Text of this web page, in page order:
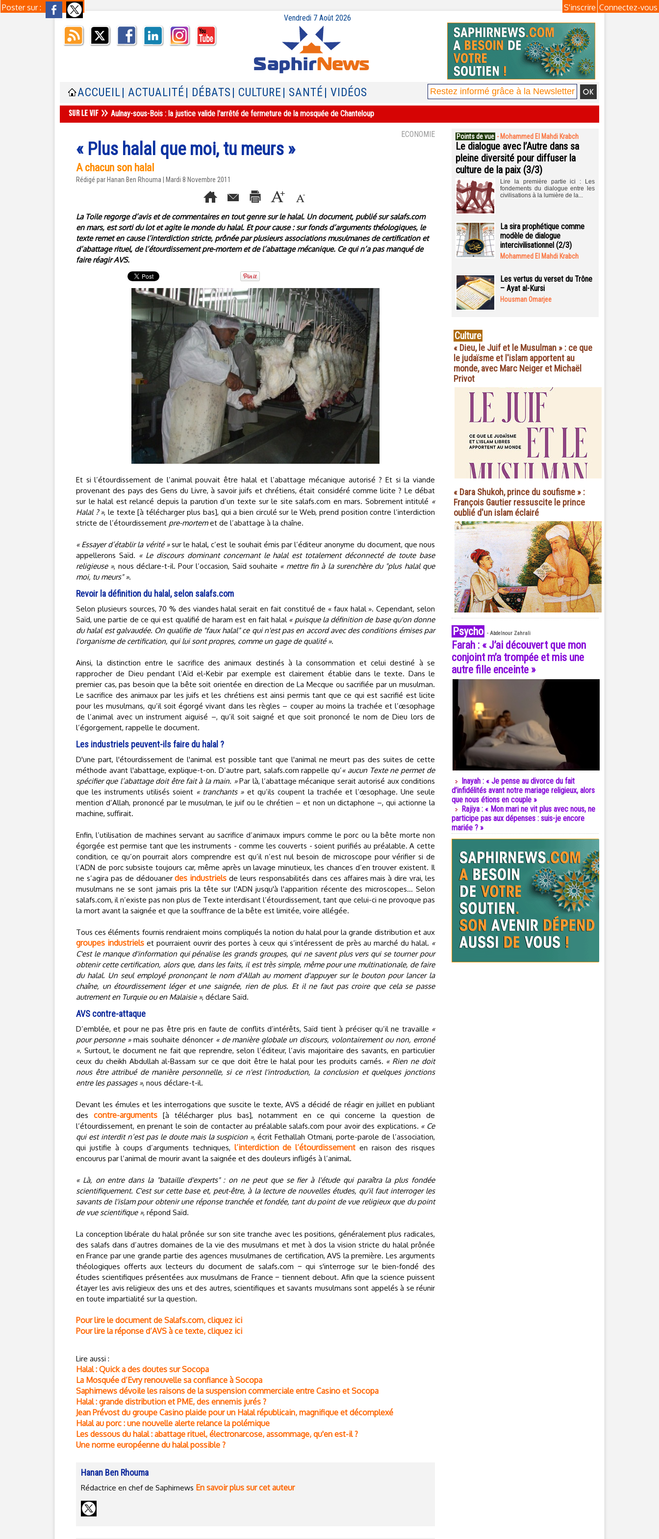
Poster sur : Connectez-vous
S'inscrire
Vendredi 7 Août 2026
ACCUEIL | ACTUALITÉ | DÉBATS | CULTURE | SANTÉ | VIDÉOS
Aulnay-sous-Bois : la justice valide l'arrêté de fermeture de la mosquée de Chanteloup
ECONOMIE
« Plus halal que moi, tu meurs »
A chacun son halal
Rédigé par Hanan Ben Rhouma | Mardi 8 Novembre 2011
La Toile regorge d’avis et de commentaires en tout genre sur le halal. Un document, publié sur salafs.com
en mars, est sorti du lot et agite le monde du halal. Et pour cause : sur fonds d’arguments théologiques, le
texte remet en cause l’interdiction stricte, prônée par plusieurs associations musulmanes de certification et
d’abattage rituel, de l’étourdissement pre-mortem et de l’abattage mécanique. Ce qui n’a pas manqué de
faire réagir AVS.
Et si l’étourdissement de l’animal pouvait être halal et l’abattage mécanique autorisé ? Et si la viande
provenant des pays des Gens du Livre, à savoir juifs et chrétiens, était considéré comme licite ? Le débat
sur le halal est relancé depuis la parution d’un texte sur le site salafs.com en mars. Sobrement intitulé «
Halal ? », le texte [à télécharger plus bas], qui a bien circulé sur le Web, prend position contre l’interdiction
stricte de l’étourdissement pre-mortemet de l’abattage à la chaîne.
« Essayer d’établir la vérité »sur le halal, c’est le souhait émis par l’éditeur anonyme du document, que nous
appellerons Saïd. « Le discours dominant concernant le halal est totalement déconnecté de toute base
religieuse », nous déclare-t-il. Pour l’occasion, Saïd souhaite « mettre fin à la surenchère du "plus halal que
moi, tu meurs" ».
Revoir la définition du halal, selon salafs.com
Selon plusieurs sources, 70 % des viandes halal serait en fait constitué de « faux halal ». Cependant, selon
Saïd, une partie de ce qui est qualifié de haram est en fait halal « puisque la définition de base qu'on donne
du halal est galvaudée. On qualifie de "faux halal" ce qui n'est pas en accord avec des conditions émises par
l'organisme de certification, qui lui sont propres, comme un gage de qualité ».
Ainsi, la distinction entre le sacrifice des animaux destinés à la consommation et celui destiné à se
rapprocher de Dieu pendant l’Aïd el-Kebir par exemple est clairement établie dans le texte. Dans le
premier cas, pas besoin que la bête soit orientée en direction de La Mecque ou sacrifiée par un musulman.
Le sacrifice des animaux par les juifs et les chrétiens est ainsi permis tant que ce qui est sacrifié est licite
pour les musulmans, qu’il soit égorgé vivant dans les règles – couper au moins la trachée et l’œsophage
de l’animal avec un instrument aiguisé –, qu’il soit saigné et que soit prononcé le nom de Dieu lors de
l’égorgement, rappelle le document.
Les industriels peuvent-ils faire du halal ?
D'une part, l'étourdissement de l'animal est possible tant que l'animal ne meurt pas des suites de cette
méthode avant l'abattage, explique-t-on. D’autre part, salafs.com rappelle qu’« aucun Texte ne permet de
spécifier que l’abattage doit être fait à la main. »Par là, l’abattage mécanique serait autorisé aux conditions
que les instruments utilisés soient « tranchants »et qu’ils coupent la trachée et l’œsophage. Une seule
mention d’Allah, prononcé par le musulman, le juif ou le chrétien – et non un dictaphone –, qui actionne la
machine, suffirait.
Enfin, l’utilisation de machines servant au sacrifice d’animaux impurs comme le porc ou la bête morte non
égorgée est permise tant que les instruments - comme les couverts - soient purifiés au préalable. A cette
condition, ce qu’on pourrait alors comprendre est qu’il n’est nul besoin de microscope pour vérifier si de
l’ADN de porc subsiste toujours car, même après un lavage minutieux, les chances d’en trouver existent. Il
ne s’agira pas de dédouanerdes industriels de leurs responsabilités dans ces affaires mais à dire vrai, les
musulmans ne se sont jamais pris la tête sur l'ADN jusqu'à l'apparition récente des microscopes… Selon
salafs.com, il n’existe pas non plus de Texte interdisant l’étourdissement, tant que celui-ci ne provoque pas
la mort avant la saignée et que la souffrance de la bête est limitée, voire allégée.
Tous ces éléments fournis rendraient moins compliqués la notion du halal pour la grande distribution et aux
groupes industrielset pourraient ouvrir des portes à ceux qui s’intéressent de près au marché du halal. «
C'est le manque d'information qui pénalise les grands groupes, qui ne savent plus vers qui se tourner pour
obtenir cette certification, alors que, dans les faits, il est très simple, même pour une multinationale, de faire
du halal. Un seul employé prononçant le nom d'Allah au moment d'appuyer sur le bouton pour lancer la
chaîne, un étourdissement léger et une saignée, rien de plus. Et il ne faut pas croire que cela se passe
autrement en Turquie ou en Malaisie », déclare Saïd.
AVS contre-attaque
D’emblée, et pour ne pas être pris en faute de conflits d’intérêts, Saïd tient à préciser qu’il ne travaille «
pour personne »mais souhaite dénoncer « de manière globale un discours, volontairement ou non, erroné
». Surtout, le document ne fait que reprendre, selon l’éditeur, l’avis majoritaire des savants, en particulier
ceux du cheikh Abdullah al-Bassam sur ce que doit être le halal pour les produits carnés. « Rien ne doit
nous être attribué de manière personnelle, si ce n'est l'introduction, la conclusion et quelques jonctions
entre les passages », nous déclare-t-il.
Devant les émules et les interrogations que suscite le texte, AVS a décidé de réagir en juillet en publiant
des contre-arguments[à télécharger plus bas], notamment en ce qui concerne la question de
l’étourdissement, en prenant le soin de contacter au préalable salafs.com pour avoir des explications. « Ce
qui est interdit n’est pas le doute mais la suspicion », écrit Fethallah Otmani, porte-parole de l’association,
qui justifie à coups d’arguments techniques, l’interdiction de l’étourdissement en raison des risques
encourus par l’animal de mourir avant la saignée et des douleurs infligés à l’animal.
« Là, on entre dans la "bataille d'experts" : on ne peut que se fier à l'étude qui paraîtra la plus fondée
scientifiquement. C'est sur cette base et, peut-être, à la lecture de nouvelles études, qu'il faut interroger les
savants de l'islam pour obtenir une réponse tranchée et fondée, tant du point de vue religieux que du point
de vue scientifique », répond Saïd.
La conception libérale du halal prônée sur son site tranche avec les positions, généralement plus radicales,
des salafs dans d’autres domaines de la vie des musulmans et met à dos la vision stricte du halal prônée
en France par une grande partie des agences musulmanes de certification, AVS la première. Les arguments
théologiques offerts aux lecteurs du document de salafs.com − qui s'interroge sur le bien-fondé des
études scientifiques présentées aux musulmans de France − tiennent debout. Afin que la science puissent
étayer les avis religieux des uns et des autres, scientifiques et savants musulmans sont appelés à se réunir
en toute impartialité sur la question.
Pour lire le document de Salafs.com, cliquez ici
Pour lire la réponse d’AVS à ce texte, cliquez ici
Lire aussi :
Halal : Quick a des doutes sur Socopa
La Mosquée d’Evry renouvelle sa confiance à Socopa
Saphirnews dévoile les raisons de la suspension commerciale entre Casino et Socopa
Halal : grande distribution et PME, des ennemis jurés ?
Jean Prévost du groupe Casino plaide pour un Halal républicain, magnifique et décomplexé
Halal au porc : une nouvelle alerte relance la polémique
Les dessous du halal : abattage rituel, électronarcose, assommage, qu'en est-il ?
Une norme européenne du halal possible ?
Hanan Ben Rhouma
Rédactrice en chef de Saphirnews En savoir plus sur cet auteur
Points de vue - Mohammed El Mahdi Krabch
Le dialogue avec l’Autre dans sa
pleine diversité pour diffuser la
culture de la paix (3/3)
Lire la première partie ici : Les
fondements du dialogue entre les
civilisations à la lumière de la...
La sira prophétique comme
modèle de dialogue
intercivilisationnel (2/3)
Mohammed El Mahdi Krabch
Les vertus du verset du Trône
– Ayat al-Kursi
Housman Omarjee
Culture
« Dieu, le Juif et le Musulman » : ce que
le judaïsme et l'islam apportent au
monde, avec Marc Neiger et Michaël
Privot
« Dara Shukoh, prince du soufisme » :
François Gautier ressuscite le prince
oublié d'un islam éclairé
Psycho - Abdelnour Zahrali
Farah : « J’ai découvert que mon
conjoint m’a trompée et mis une
autre fille enceinte »
Inayah : « Je pense au divorce du fait
d’infidélités avant notre mariage religieux, alors
que nous étions en couple »
Rajiya : « Mon mari ne vit plus avec nous, ne
participe pas aux dépenses : suis-je encore
mariée ? »